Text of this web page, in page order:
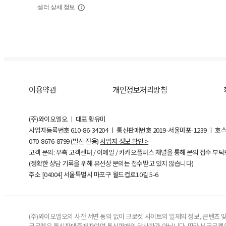
셀러 상세 정보
이용약관 개인정보처리방침
(주)와이오엘오 ㅣ 대표 황유미
사업자등록번호610-86-34204ㅣ 통신판매번호 2019-서울마포-1239 ㅣ 호
070-8676-8799 (발신 전용) 사업자 정보 확인 >
고객 문의: 우측 고객센터 / 이메일 / 카카오플러스 채널을 통해 문의 접수 부
(정확한 상담 기록을 위해 유선상 문의는 접수받고 있지 않습니다)
주소 [04004] 서울특별시 마포구 월드컵로10길5-6
(주)와이오엘오의 사전 서면 동의 없이 크로켓 사이트의 일체의 정보, 콘텐츠